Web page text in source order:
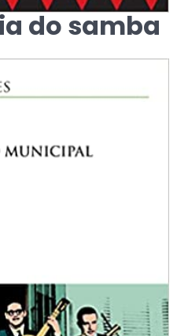
do samba